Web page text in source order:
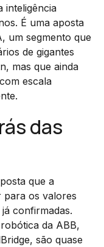
inteligência
É uma aposta
um segmento que
de gigantes
mas que ainda
escala
das
que a
para os valores
confirmadas.
da ABB,
são quase